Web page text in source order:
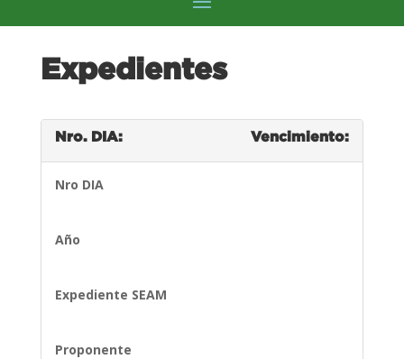
Expedientes
Nro. DIA: Vencimiento:
Nro DIA
Año
Expediente SEAM
Proponente